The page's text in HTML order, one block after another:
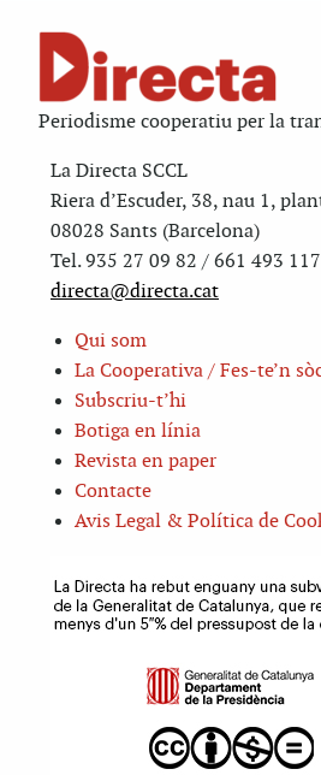
Periodisme cooperatiu per la
La Directa SCCL
Riera d’Escuder, 38, nau 1,
08028 Sants (Barcelona)
Tel. 935 27 09 82 / 661 493 117
directa@directa.cat
Qui som
La Cooperativa / Fes-te’n
Subscriu-t’hi
Botiga en línia
Revista en paper
Contacte
Avis Legal & Política de